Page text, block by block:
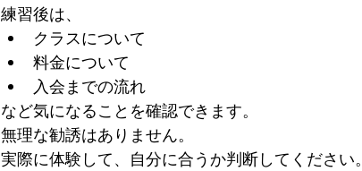
練習後は、
クラスについて
料金について
入会までの流れ
など気になることを確認できます。
無理な勧誘はありません。
実際に体験して、自分に合うか判断してください。